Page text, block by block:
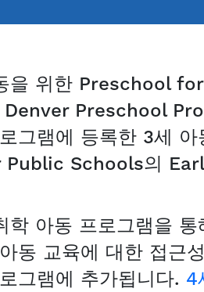
을 위한 Preschool
Denver Preschool
그램에 등록한 3세
Public Schools의
학 아동 프로그램을
동 교육에 대한 접근
그램에 추가됩니다. 4